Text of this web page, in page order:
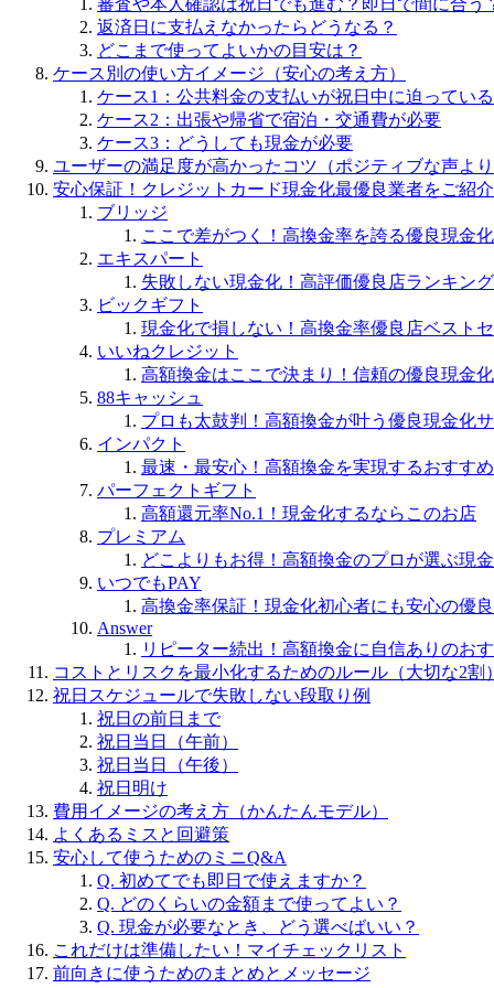
返済日に支払えなかったらどうなる？
どこまで使ってよいかの目安は？
ケース別の使い方イメージ（安心の考え方）
ケース1：公共料金の支払いが祝日中に迫っている
ケース2：出張や帰省で宿泊・交通費が必要
ケース3：どうしても現金が必要
ユーザーの満足度が高かったコツ（ポジティブな声より
安心保証！クレジットカード現金化最優良業者をご紹介
ブリッジ
ここで差がつく！高換金率を誇る優良現金
エキスパート
失敗しない現金化！高評価優良店ランキング
ビックギフト
現金化で損しない！高換金率優良店ベスト
いいねクレジット
高額換金はここで決まり！信頼の優良現金
88キャッシュ
プロも太鼓判！高額換金が叶う優良現金化
インパクト
最速・最安心！高額換金を実現するおすす
パーフェクトギフト
高額還元率No.1！現金化するならこのお店
プレミアム
どこよりもお得！高額換金のプロが選ぶ現
いつでもPAY
高換金率保証！現金化初心者にも安心の優
Answer
リピーター続出！高額換金に自信ありのお
コストとリスクを最小化するためのルール（大切な2割）
祝日スケジュールで失敗しない段取り例
祝日の前日まで
祝日当日（午前）
祝日当日（午後）
祝日明け
費用イメージの考え方（かんたんモデル）
よくあるミスと回避策
安心して使うためのミニQ&A
Q. 初めてでも即日で使えますか？
Q. どのくらいの金額まで使ってよい？
Q. 現金が必要なとき、どう選べばいい？
これだけは準備したい！マイチェックリスト
前向きに使うためのまとめとメッセージ